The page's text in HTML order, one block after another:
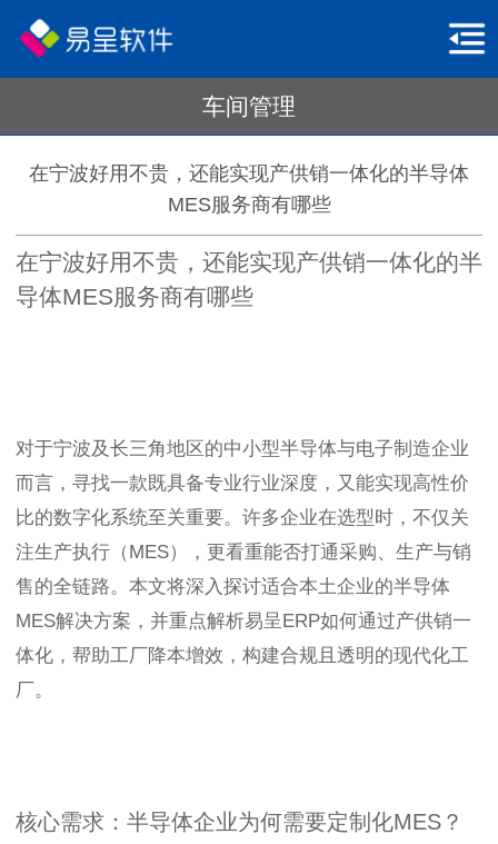
车间管理
在宁波好用不贵，还能实现产供销一体化的半导体
MES服务商有哪些
在宁波好用不贵，还能实现产供销一体化的半
导体MES服务商有哪些
对于宁波及长三角地区的中小型半导体与电子制造企业
而言，寻找一款既具备专业行业深度，又能实现高性价
比的数字化系统至关重要。许多企业在选型时，不仅关
注生产执行（MES），更看重能否打通采购、生产与销
售的全链路。本文将深入探讨适合本土企业的半导体
MES解决方案，并重点解析易呈ERP如何通过产供销一
体化，帮助工厂降本增效，构建合规且透明的现代化工
厂。
核心需求：半导体企业为何需要定制化MES？